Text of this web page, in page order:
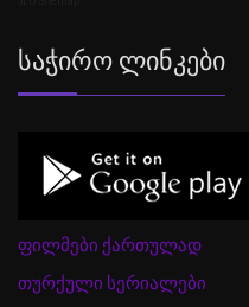
Საჭირო Ლინკები
ფილმები ქართულად
თურქული სერიალები